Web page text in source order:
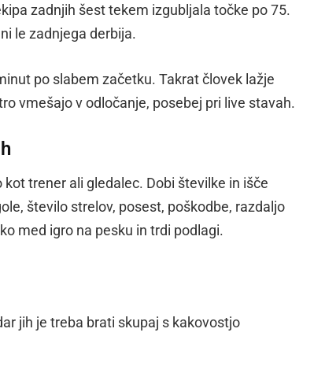
zadnjih šest tekem izgubljala točke po 75.
le zadnjega derbija.
po slabem začetku. Takrat človek lažje
vmešajo v odločanje, posebej pri live stavah.
kot trener ali gledalec. Dobi številke in išče
število strelov, posest, poškodbe, razdaljo
med igro na pesku in trdi podlagi.
jih je treba brati skupaj s kakovostjo